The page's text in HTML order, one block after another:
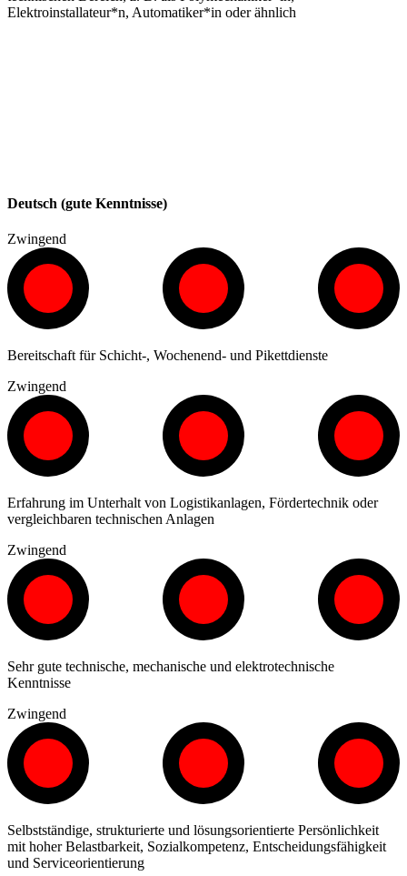
Elektroinstallateur*n, Automatiker*in oder ähnlich
Deutsch (gute Kenntnisse)
Zwingend
Bereitschaft für Schicht-, Wochenend- und Pikettdienste
Zwingend
Erfahrung im Unterhalt von Logistikanlagen, Fördertechnik oder
vergleichbaren technischen Anlagen
Zwingend
Sehr gute technische, mechanische und elektrotechnische
Kenntnisse
Zwingend
Selbstständige, strukturierte und lösungsorientierte Persönlichkeit
mit hoher Belastbarkeit, Sozialkompetenz, Entscheidungsfähigkeit
und Serviceorientierung